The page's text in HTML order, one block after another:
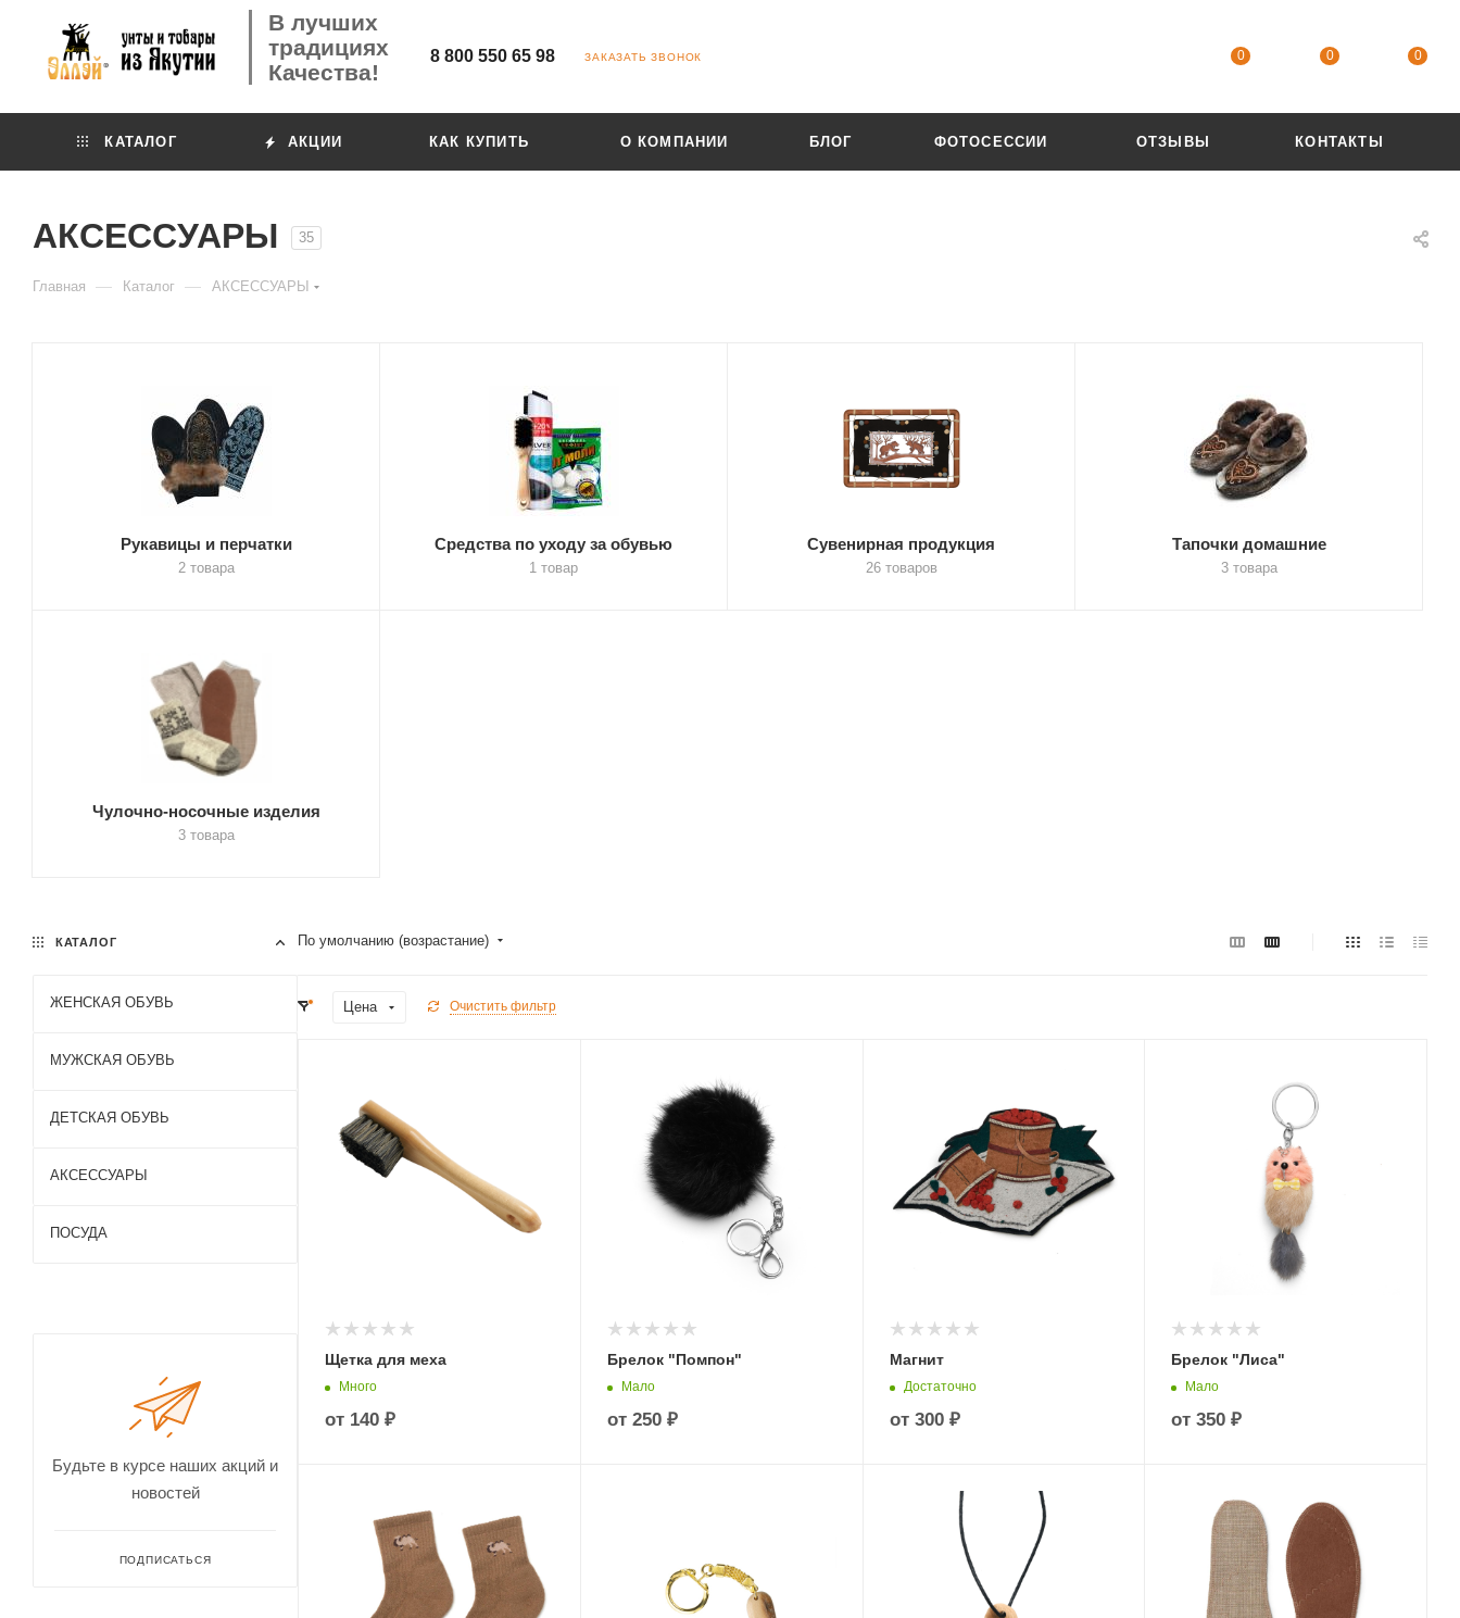
В лучших
традициях
Качества!
8 800 550 65 98 ЗАКАЗАТЬ ЗВОНОК 0 0 0
КАТАЛОГ АКЦИИ КАК КУПИТЬ О КОМПАНИИ БЛОГ ФОТОСЕССИИ ОТЗЫВЫ КОНТАКТЫ
АКСЕССУАРЫ 35
Главная — Каталог — АКСЕССУАРЫ
Рукавицы и перчатки
2 товара
Средства по уходу за обувью
1 товар
Сувенирная продукция
26 товаров
Тапочки домашние
3 товара
Чулочно-носочные изделия
3 товара
По умолчанию (возрастание)
Цена Очистить фильтр
Щетка для меха
Много
от 140 ₽
Брелок "Помпон"
Мало
от 250 ₽
Магнит
Достаточно
от 300 ₽
Брелок "Лиса"
Мало
от350 ₽
КАТАЛОГ
ЖЕНСКАЯ ОБУВЬ
МУЖСКАЯ ОБУВЬ
ДЕТСКАЯ ОБУВЬ
АКСЕССУАРЫ
ПОСУДА
Будьте в курсе наших акций и
новостей
ПОДПИСАТЬСЯ